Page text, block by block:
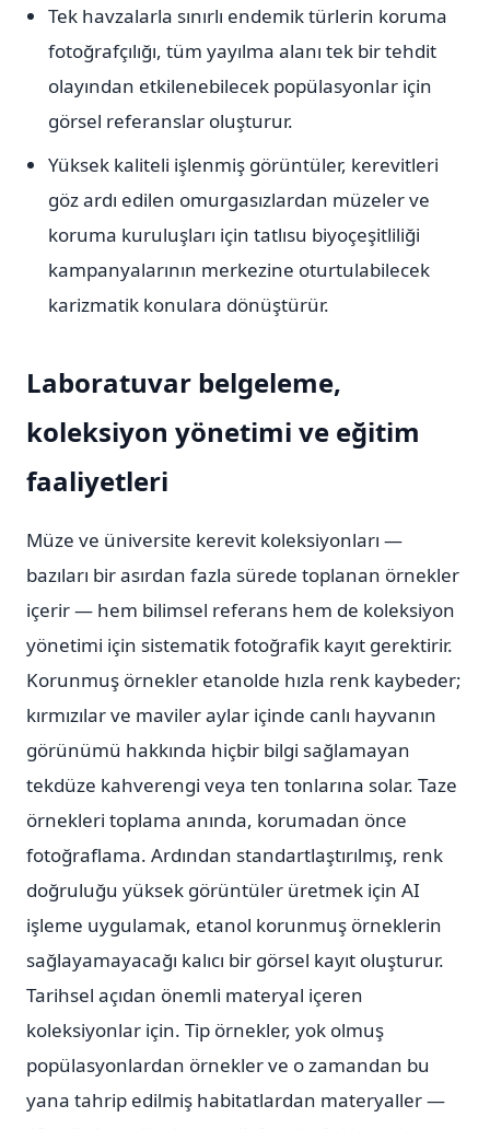
Tek havzalarla sınırlı endemik türlerin koruma
fotoğrafçılığı, tüm yayılma alanı tek bir tehdit
olayından etkilenebilecek popülasyonlar için
görsel referanslar oluşturur.
Yüksek kaliteli işlenmiş görüntüler, kerevitleri
göz ardı edilen omurgasızlardan müzeler ve
koruma kuruluşları için tatlısu biyoçeşitliliği
kampanyalarının merkezine oturtulabilecek
karizmatik konulara dönüştürür.
Laboratuvar belgeleme,
koleksiyon yönetimi ve eğitim
faaliyetleri
Müze ve üniversite kerevit koleksiyonları —
bazıları bir asırdan fazla sürede toplanan örnekler
içerir — hem bilimsel referans hem de koleksiyon
yönetimi için sistematik fotoğrafik kayıt gerektirir.
Korunmuş örnekler etanolde hızla renk kaybeder;
kırmızılar ve maviler aylar içinde canlı hayvanın
görünümü hakkında hiçbir bilgi sağlamayan
tekdüze kahverengi veya ten tonlarına solar. Taze
örnekleri toplama anında, korumadan önce
fotoğraflama. Ardından standartlaştırılmış, renk
doğruluğu yüksek görüntüler üretmek için AI
işleme uygulamak, etanol korunmuş örneklerin
sağlayamayacağı kalıcı bir görsel kayıt oluşturur.
Tarihsel açıdan önemli materyal içeren
koleksiyonlar için. Tip örnekler, yok olmuş
popülasyonlardan örnekler ve o zamandan bu
yana tahrip edilmiş habitatlardan materyaller —